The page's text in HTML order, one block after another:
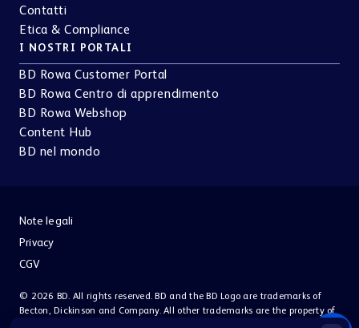
Contatti
Etica & Compliance
I NOSTRI PORTALI
BD Rowa Customer Portal
BD Rowa Centro di apprendimento
BD Rowa Webshop
Content Hub
BD nel mondo
Note legali
Privacy
CGV
© 2026 BD. All rights reserved. BD and the BD Logo are trademarks of
Becton, Dickinson and Company. All other trademarks are the property of